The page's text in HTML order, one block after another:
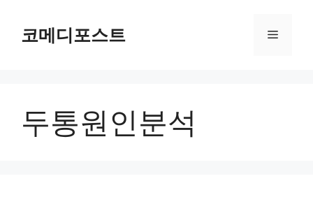
코메디포스트 메
두통원인분석